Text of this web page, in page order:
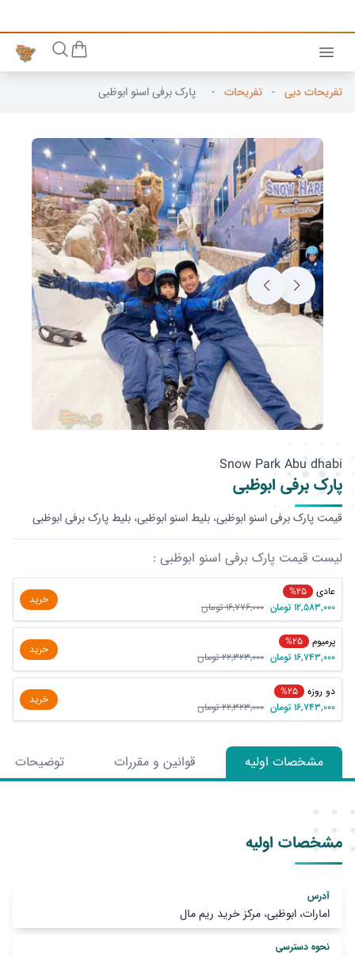
تفریحات دبی - تفریحات - پارک برفی اسنو ابوظبی
Snow Park Abu dhabi
پارک برفی ابوظبی
قیمت پارک برفی اسنو ابوظبی، بلیط اسنو ابوظبی، بلیط پارک برفی ابوظبی
لیست قیمت پارک برفی اسنو ابوظبی :
عادی
%25
12,583,000 تومان 16,776,000 تومان
خرید
پرمیوم
%25
16,743,000 تومان 22,323,000 تومان
خرید
دو روزه
%25
16,743,000 تومان 22,323,000 تومان
خرید
مشخصات اولیه قوانین و مقررات توضیحات
مشخصات اولیه
آدرس
امارات، ابوظبی، مرکز خرید ریم مال
نحوه دسترسی